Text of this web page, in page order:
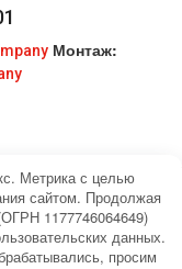
Монтаж:
Все права
Метрика с целью
сайтом. Продолжая
1177746064649)
данных.
просим